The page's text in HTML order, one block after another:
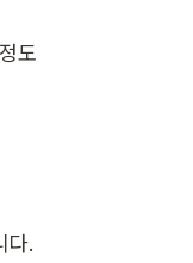
도
다.